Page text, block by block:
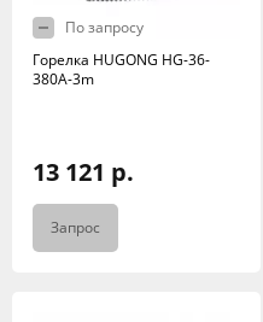
По запросу
Горелка HUGONG HG-36-
380A-3m
13 121 р.
Запрос